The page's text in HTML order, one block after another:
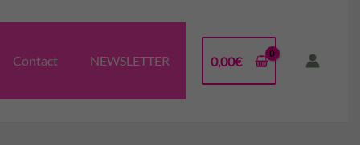
Contact NEWSLETTER 0,00€